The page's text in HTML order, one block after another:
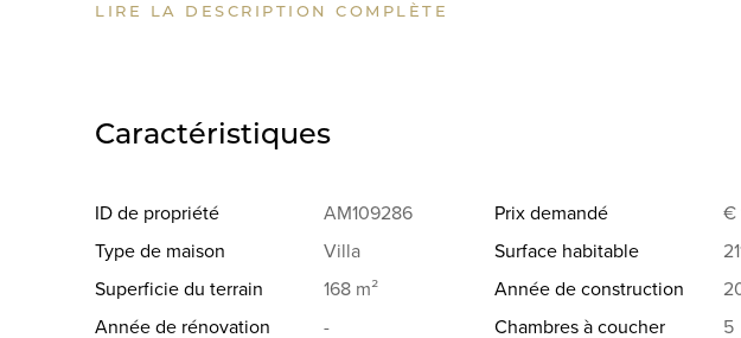
interieur vol eigen karakter en een vrij uitzicht op de stadsgracht en het park
Indeling:
Op de begane grond bevindt zich een heerlijke leefkeuken én een aparte tv-/
De gietvloer met vloerverwarming op de gehele begane grond geeft het huis
uitstraling. De ontvangsthal, toilet en trapkast maken deze begane grond af.
De eerste verdieping heeft een brede overloop, apart toilet, drie goede
LIRE LA DESCRIPTION COMPLÈTE
Caractéristiques
ID de propriété AM109286 Prix demandé €
Type de maison
Villa Surface habitable
Superficie du terrain
168 m² Année de construction
Année de rénovation
- Chambres à coucher
5